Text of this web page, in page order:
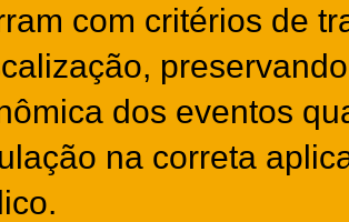
com critérios de
dos eventos
na correta